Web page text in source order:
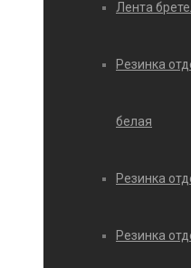
Лента
Резинка
белая
Резинка
Резинка